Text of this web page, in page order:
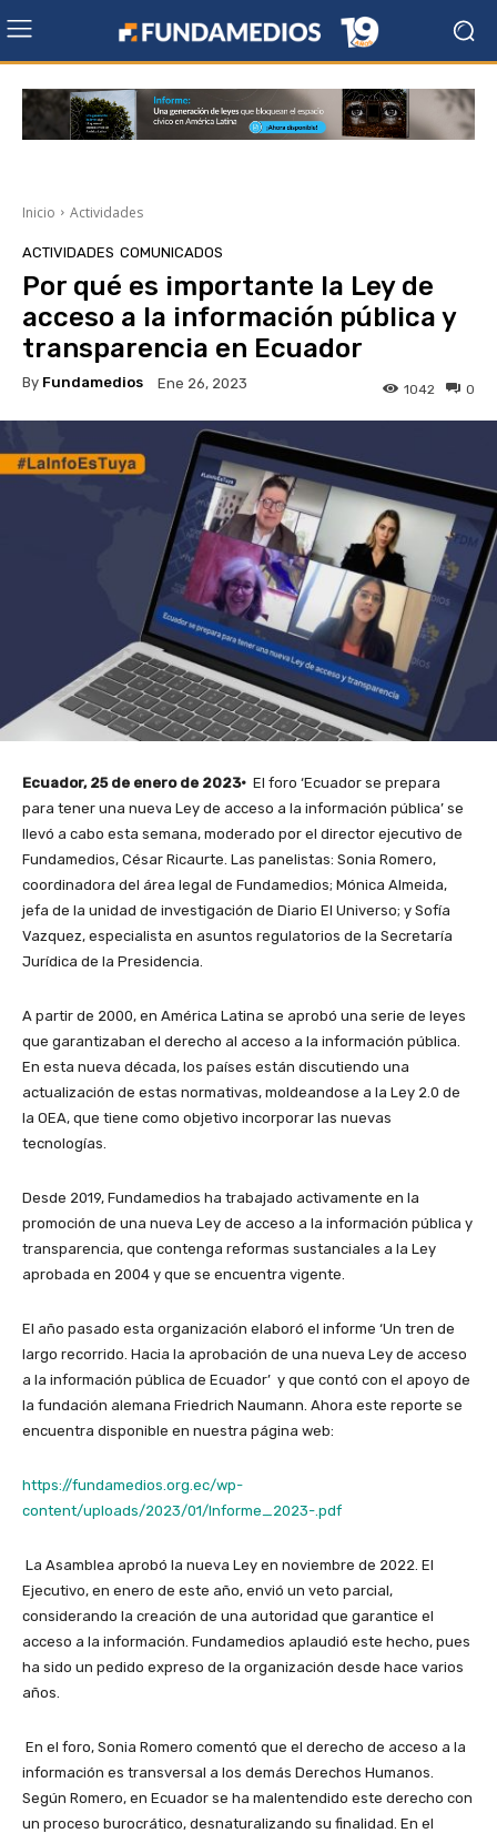
Inicio Actividades
ACTIVIDADES COMUNICADOS
Por qué es importante la Ley de
acceso a la información pública y
transparencia en Ecuador
By Fundamedios Ene 26, 2023 0
1042
Ecuador, 25 de enero de 2023· El foro ‘Ecuador se prepara
para tener una nueva Ley de acceso a la información pública’ se
llevó a cabo esta semana, moderado por el director ejecutivo de
Fundamedios, César Ricaurte. Las panelistas: Sonia Romero,
coordinadora del área legal de Fundamedios; Mónica Almeida,
jefa de la unidad de investigación de Diario El Universo; y Sofía
Vazquez, especialista en asuntos regulatorios de la Secretaría
Jurídica de la Presidencia.
A partir de 2000, en América Latina se aprobó una serie de leyes
que garantizaban el derecho al acceso a la información pública.
En esta nueva década, los países están discutiendo una
actualización de estas normativas, moldeandose a la Ley 2.0 de
la OEA, que tiene como objetivo incorporar las nuevas
tecnologías.
Desde 2019, Fundamedios ha trabajado activamente en la
promoción de una nueva Ley de acceso a la información pública y
transparencia, que contenga reformas sustanciales a la Ley
aprobada en 2004 y que se encuentra vigente.
El año pasado esta organización elaboró el informe ‘Un tren de
largo recorrido. Hacia la aprobación de una nueva Ley de acceso
a la información pública de Ecuador’ y que contó con el apoyo de
la fundación alemana Friedrich Naumann. Ahora este reporte se
encuentra disponible en nuestra página web:
https://fundamedios.org.ec/wp-
content/uploads/2023/01/Informe_2023-.pdf
La Asamblea aprobó la nueva Ley en noviembre de 2022. El
Ejecutivo, en enero de este año, envió un veto parcial,
considerando la creación de una autoridad que garantice el
acceso a la información. Fundamedios aplaudió este hecho, pues
ha sido un pedido expreso de la organización desde hace varios
años.
En el foro, Sonia Romero comentó que el derecho de acceso a la
información es transversal a los demás Derechos Humanos.
Según Romero, en Ecuador se ha malentendido este derecho con
un proceso burocrático, desnaturalizando su finalidad. En el